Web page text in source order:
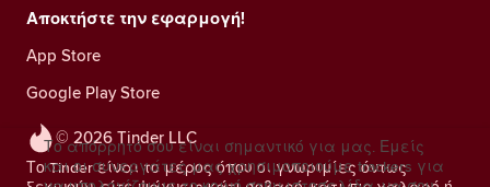
© 2026 Tinder LLC
Το Tinder είναι το μέρος όπου οι γνωριμίες όντως
Αποκτήστε την εφαρμογή!
App Store
Google Play Store
Το απόρρητό σου είναι σημαντικό για μας. Εμείς
και οι συνεργάτες μας χρησιμοποιούμε trackers για